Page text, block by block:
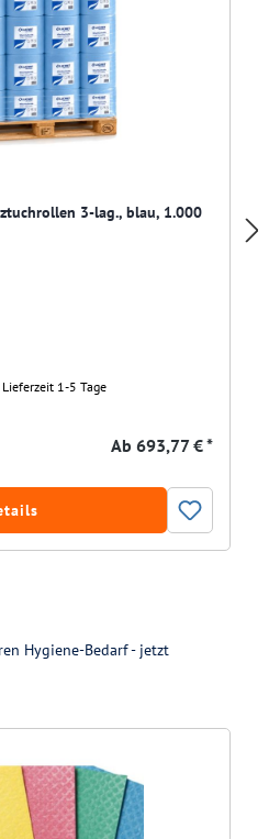
3-lag., blau, 1.000
1-5 Tage
Ab 693,77 € *
Hygiene-Bedarf - jetzt